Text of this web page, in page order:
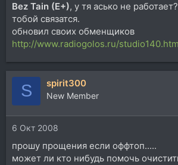
Bez Tain (E+), у тя асько не
тобой связатся.
обновил своих обменщиков
http://www.radiogolos.ru/studio140.htm
S spirit300
New Member
6 Окт 2008
прошу прощения если оффтоп.....
может ли кто нибудь помочь